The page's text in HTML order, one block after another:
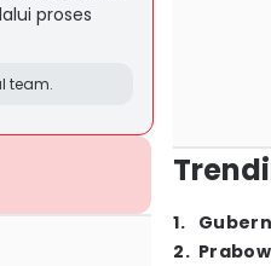
proses
team.
1.
2.